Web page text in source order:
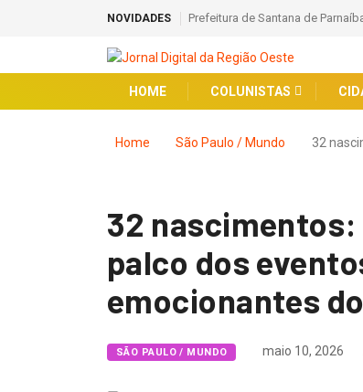
NOVIDADES Prefeitura de Santana de
HOME COLUNISTAS
Home São Paulo / Mundo 32
32 nascimentos:
palco dos
emocionantes
SÃO PAULO / MUNDO maio 10, 2026